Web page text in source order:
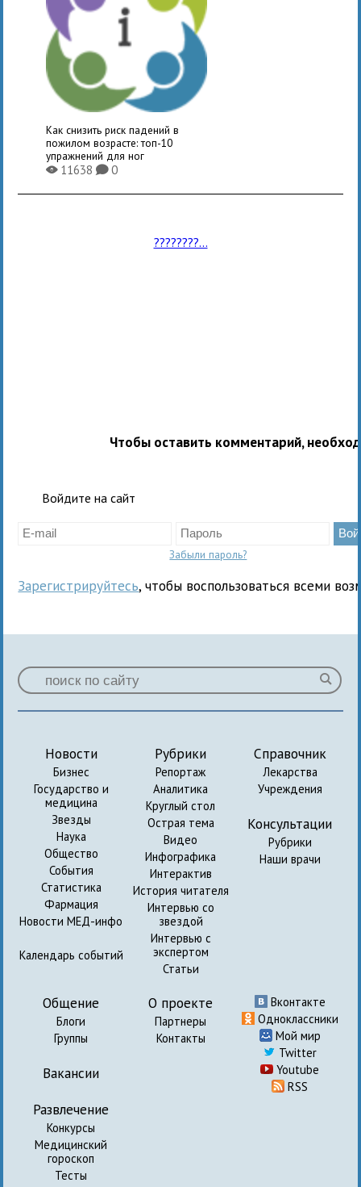
Как снизить риск падений в
пожилом возрасте: топ-10
упражнений для ног
X11638K0
????????...
Чтобы оставить комментарий,
Войдите на сайт
Забыли пароль?
Зарегистрируйтесь, чтобы воспользоваться всеми
Новости
Бизнес
Государство и
медицина
Звезды
Наука
Общество
События
Статистика
Фармация
Новости МЕД-инфо
Календарь событий
Рубрики
Репортаж
Аналитика
Круглый стол
Острая тема
Видео
Инфографика
Интерактив
История читателя
Интервью со
звездой
Интервью с
экспертом
Статьи
Справочник
Лекарства
Учреждения
Консультации
Рубрики
Наши врачи
Общение
Блоги
Группы
Вакансии
Развлечение
Конкурсы
Медицинский
гороскоп
Тесты
О проекте
Партнеры
Контакты
Вконтакте
Одноклассники
Мой мир
Twitter
Youtube
RSS